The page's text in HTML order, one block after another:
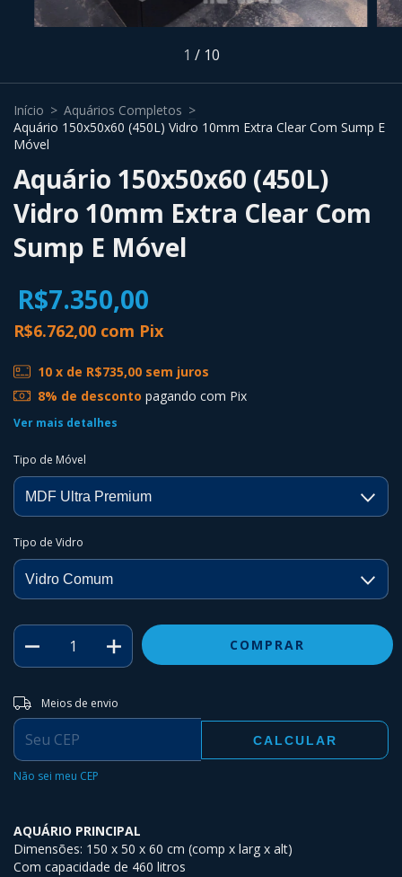
1 / 10
Início > Aquários Completos >
Aquário 150x50x60 (450L) Vidro 10mm Extra Clear Com Sump E
Móvel
Aquário 150x50x60 (450L)
Vidro 10mm Extra Clear Com
Sump E Móvel
R$7.350,00
R$6.762,00 com Pix
10 x de R$735,00 sem juros
8% de desconto pagando com Pix
Ver mais detalhes
Tipo de Móvel
Tipo de Vidro
Entregas para o CEP:
Meios de envio
CALCULAR
Não sei meu CEP
AQUÁRIO PRINCIPAL
Dimensões: 150 x 50 x 60 cm (comp x larg x alt)
Com capacidade de 460 litros